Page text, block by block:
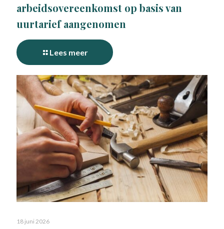
arbeidsovereenkomst op basis van
uurtarief aangenomen
Lees meer
18 juni 2026